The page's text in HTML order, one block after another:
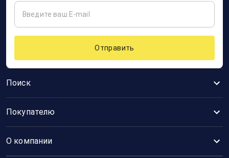
Поиск
Покупателю
О компании
Отправить